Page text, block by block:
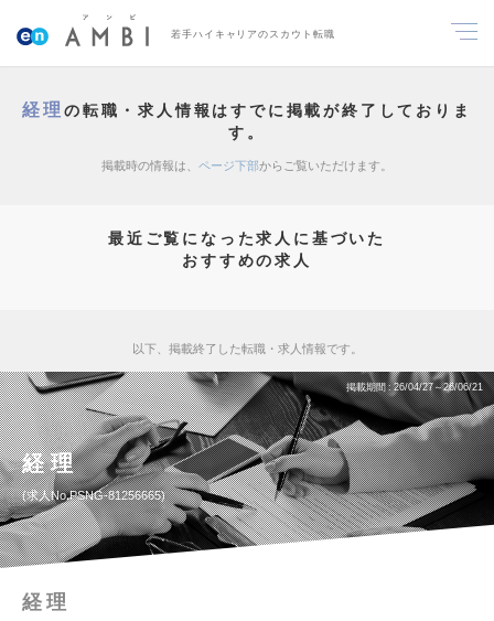
若手ハイキャリアのスカウト転職
経理 の転職・求人情報はすでに掲載が終了しておりま
す。
掲載時の情報は、 ページ下部からご覧いただけます。
最近ご覧になった求人に基づいた
おすすめの求人
以下、掲載終了した転職・求人情報です。
掲載期間 26/04/27～26/06/21
経理
求人No.PSNG-81256665
経理